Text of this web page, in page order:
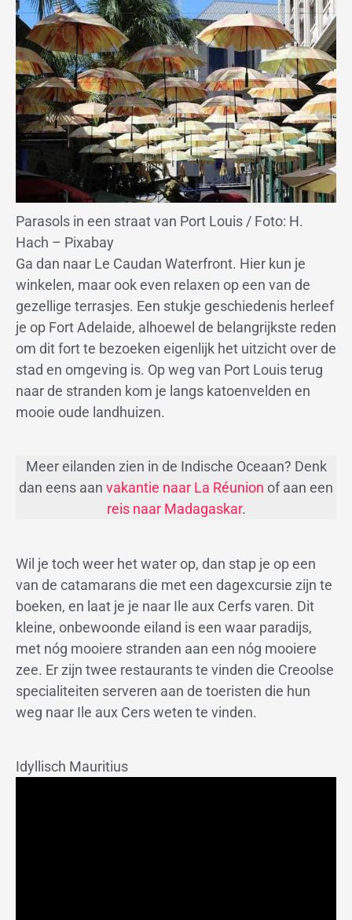
Parasols in een straat van Port Louis / Foto: H.
Hach – Pixabay
Ga dan naar Le Caudan Waterfront. Hier kun je
winkelen, maar ook even relaxen op een van de
gezellige terrasjes. Een stukje geschiedenis herleef
je op Fort Adelaide, alhoewel de belangrijkste reden
om dit fort te bezoeken eigenlijk het uitzicht over de
stad en omgeving is. Op weg van Port Louis terug
naar de stranden kom je langs katoenvelden en
mooie oude landhuizen.
Meer eilanden zien in de Indische Oceaan? Denk
dan eens aan vakantie naar La Réunion of aan een
reis naar Madagaskar.
Wil je toch weer het water op, dan stap je op een
van de catamarans die met een dagexcursie zijn te
boeken, en laat je je naar Ile aux Cerfs varen. Dit
kleine, onbewoonde eiland is een waar paradijs,
met nóg mooiere stranden aan een nóg mooiere
zee. Er zijn twee restaurants te vinden die Creoolse
specialiteiten serveren aan de toeristen die hun
weg naar Ile aux Cers weten te vinden.
Idyllisch Mauritius